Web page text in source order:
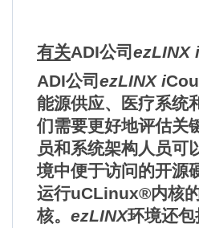
有关ADI公司 ezLINX i
ADI公司 ezLINX i
能源供应、医疗系统
们需要更好地评估关
员和系统架构人员可
境中便于访问的开源
运行uCLinux®内核
核。 ezLINX环境还